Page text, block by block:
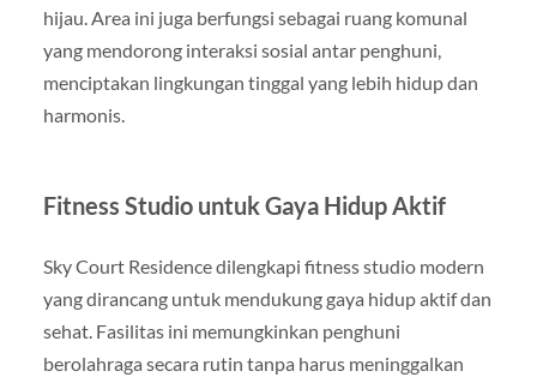
hijau. Area ini juga berfungsi sebagai ruang komunal
yang mendorong interaksi sosial antar penghuni,
menciptakan lingkungan tinggal yang lebih hidup dan
harmonis.
Fitness Studio untuk Gaya Hidup Aktif
Sky Court Residence dilengkapi fitness studio modern
yang dirancang untuk mendukung gaya hidup aktif dan
sehat. Fasilitas ini memungkinkan penghuni
berolahraga secara rutin tanpa harus meninggalkan